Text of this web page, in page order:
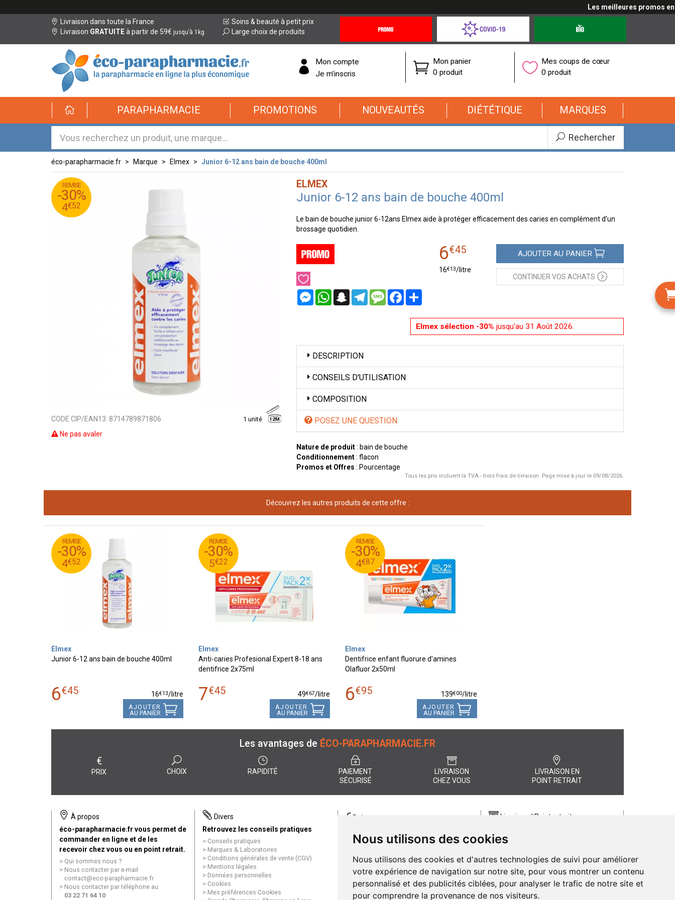
Nous utilisons des cookies
Nous utilisons des cookies et d'autres technologies de suivi pour améliorer
votre expérience de navigation sur notre site, pour vous montrer un contenu
personnalisé et des publicités ciblées, pour analyser le trafic de notre site et
pour comprendre la provenance de nos visiteurs.
Les meilleures promos en
Livraison dans toute la France
Livraison GRATUITEà partir de 59€ jusqu’à 1kg
Soins & beauté à petit prix
Large choix de produits
Offres
Coronavirus
éco-
parapharmacie.fr
éco-
parapharmacie.fr
Mon compte
Je m’inscris
Mon panier
0 produit
Mes coups de cœur
0 produit
PARAPHARMACIE PROMOTIONS NOUVEAUTÉS DIÉTÉTIQUE MARQUES
Rechercher
éco-parapharmacie.fr Marque Elmex Junior 6-12 ans bain de bouche 400ml
REMISE
-30%
4€52
6
€
45
4
€
52
CODE CIP/EAN13: 8714789871806 1 unité 12M
Ne pas avaler
ELMEX
Junior 6-12 ans bain de bouche 400ml
Le bain de bouche junior 6-12ans Elmex aide à protéger efficacement des caries en complément d'un
brossage quotidien.
MessengerWhatsAppSnapchatTelegramMessageFacebookPartager
6€45
16€13/litre
AJOUTER AU PANIER
CONTINUER VOS ACHATS
Elmex sélection -30% jusqu'au 31 Août 2026.
DESCRIPTION
CONSEILS D'UTILISATION
COMPOSITION
POSEZ UNE QUESTION
Nature de produit: bain de bouche
Conditionnement: flacon
Promos et Offres : Pourcentage
Tous les prix incluent la TVA - hors frais de livraison. Page mise à jour le 09/08/2026.
Découvrez les autres produits de cette offre :
REMISE
-30%
4€52
6
€
45
4
€
52
Elmex
Junior 6-12 ans bain de bouche 400ml
6€45 16€13/litre
AJOUTER
AU PANIER
REMISE
-30%
5€22
7
€
45
5
€
22
Elmex
Anti-caries Profesional Expert 8-18 ans
dentifrice 2x75ml
7€45 49€67/litre
AJOUTER
AU PANIER
REMISE
-30%
4€87
6
€
95
4
€
87
Elmex
Dentifrice enfant fluorure d'amines
Olafluor 2x50ml
6€95 139€00/litre
AJOUTER
AU PANIER
Les avantages de ÉCO-PARAPHARMACIE.FR
€
PRIX CHOIX RAPIDITÉ
PAIEMENT
SÉCURISÉ
LIVRAISON
CHEZ VOUS
LIVRAISON EN
POINT RETRAIT
À propos
éco-parapharmacie.fr vous permet de
commander en ligne et de les
recevoir chez vous ou en point retrait.
Qui sommes nous ?
Nous contacter par e-mail
contact@eco-parapharmacie.fr
Nous contacter par téléphone au
03 22 71 64 10
Divers
Retrouvez les conseils pratiques
Conseils pratiques
Marques & Laboratoires
Conditions générales de vente (CGV)
Mentions légales
Données personnelles
Cookies
Mes préférences Cookies
€Paiement
paiement entièrement sécurisé, quel
Paiement sécurisé et simple
Livraison / Point retrait
commande rapidement chez vous ou
Livraison chez vous ou en points relais